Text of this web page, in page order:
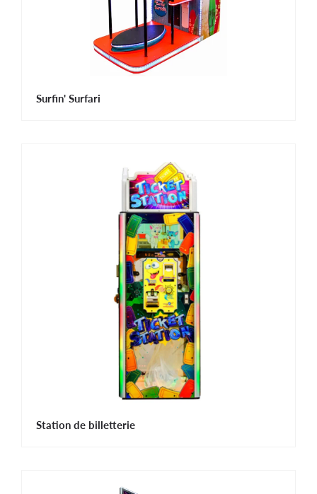
Surfin' Surfari
Station de billetterie